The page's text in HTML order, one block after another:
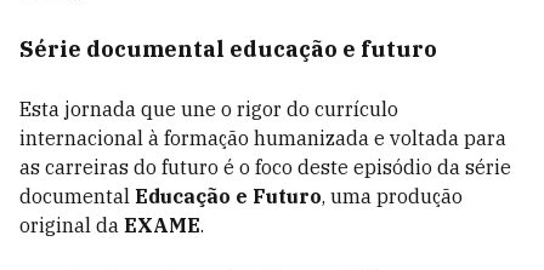
Série documental educação e futuro
Esta jornada que une o rigor do currículo
internacional à formação humanizada e voltada para
as carreiras do futuro é o foco deste episódio da série
documental Educação e Futuro, uma produção
original da EXAME.